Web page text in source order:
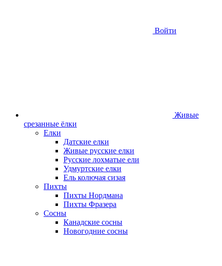
Войти
Живые
срезанные ёлки
Елки
Датские елки
Живые русские елки
Русские лохматые ели
Удмуртские елки
Ель колючая сизая
Пихты
Пихты Нордмана
Пихты Фразера
Сосны
Канадские сосны
Новогодние сосны